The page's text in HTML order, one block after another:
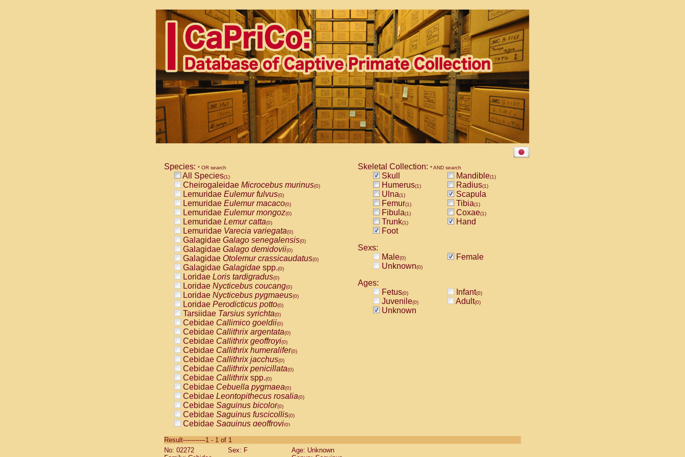
Species: * OR search
All Species(1)
Cheirogaleidae Microcebus murinus(0)
Lemuridae Eulemur fulvus(0)
Lemuridae Eulemur macaco(0)
Lemuridae Eulemur mongoz(0)
Lemuridae Lemur catta(0)
Lemuridae Varecia variegata(0)
Galagidae Galago senegalensis(0)
Galagidae Galago demidovii(0)
Galagidae Otolemur crassicaudatus(0)
Galagidae Galagidae spp.(0)
Loridae Loris tardigradus(0)
Loridae Nycticebus coucang(0)
Loridae Nycticebus pygmaeus(0)
Loridae Perodicticus potto(0)
Tarsiidae Tarsius syrichta(0)
Cebidae Callimico goeldii(0)
Cebidae Callithrix argentata(0)
Cebidae Callithrix geoffroyi(0)
Cebidae Callithrix humeralifer(0)
Cebidae Callithrix jacchus(0)
Cebidae Callithrix penicillata(0)
Cebidae Callithrixspp.(0)
Cebidae Cebuella pygmaea(0)
Cebidae Leontopithecus rosalia(0)
Cebidae Saguinus bicolor(0)
Cebidae Saguinus fuscicollis(0)
Cebidae Saguinus geoffroyi(0)
CebidaeSaguinus labiatus(0)
Cebidae Saguinus leucopus (0)
Skeletal Collection: * AND search
Skull Mandible(1)
Humerus(1) Radius(1)
Ulna(1)
Scapula
Femur(1) Tibia(1)
Fibula(1) Coxae(1)
Trunk(1)
Hand
Foot
Sexs:
Male(0)
Female
Unknown(0)
Ages:
Fetus(0) Infant(0)
Juvenile(0) Adult(0)
Unknown
Result-----------1 - 1 of 1
No: 02272
Sex: F
Age: Unknown